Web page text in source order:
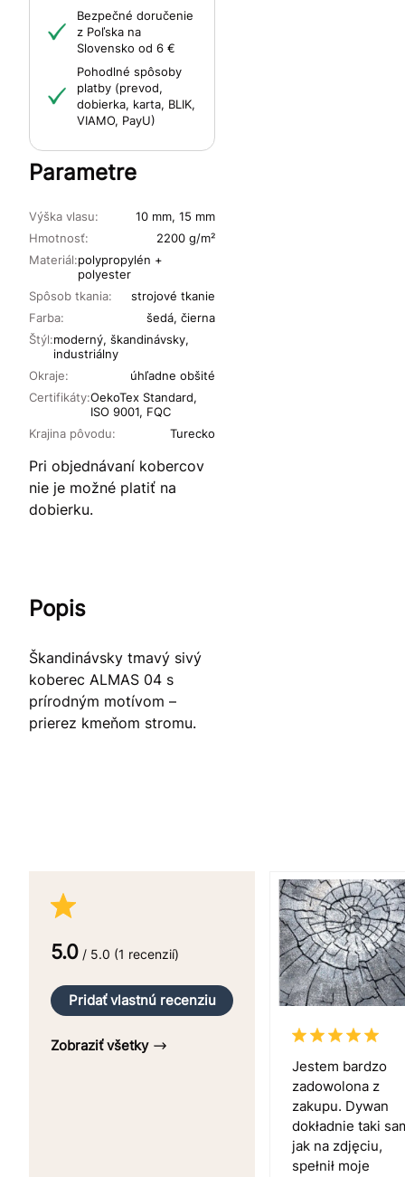
Bezpečné doručenie
z Poľska na
Slovensko od 6 €
Pohodlné spôsoby
platby (prevod,
dobierka, karta, BLIK,
VIAMO, PayU)
Parametre
Výška vlasu:
10 mm, 15 mm
Hmotnosť:
2200 g/m²
Materiál:polypropylén +
polyester
Spôsob tkania:
strojové tkanie
Okraje: úhľadne obšité
Farba: šedá, čierna
Krajina pôvodu: Turecko
Certifikáty:OekoTex Standard,
ISO 9001, FQC
Štýl:moderný, škandinávsky,
industriálny
Pri objednávaní kobercov
nie je možné platiť na
dobierku.
Popis
Škandinávsky tmavý sivý
koberec ALMAS 04 s
prírodným motívom –
prierez kmeňom stromu.
5.0 / 5.0 (1 recenzií)
Pridať vlastnú recenziu
Zobraziť všetky
Jestem bardzo
zadowolona z
zakupu. Dywan
dokładnie taki
jak na zdjęciu,
spełnił moje